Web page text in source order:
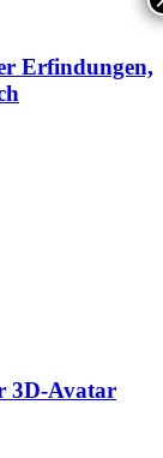
Erfindungen,
3D-Avatar